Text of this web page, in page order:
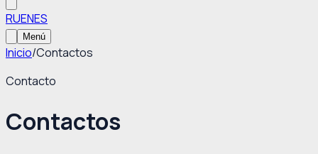
RUENES
Menú
Inicio/Contactos
Contacto
Contactos